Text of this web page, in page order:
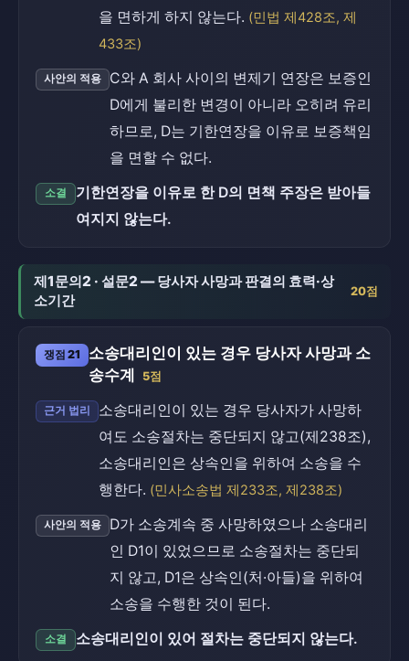
을 면하게 하지 않는다. (민법 제428조, 제
433조)
사안의 적용
C와 A 회사 사이의 변제기 연장은 보증인
D에게 불리한 변경이 아니라 오히려 유리
하므로, D는 기한연장을 이유로 보증책임
을 면할 수 없다.
소결
기한연장을 이유로 한 D의 면책 주장은 받아들
여지지 않는다.
제1문의2 · 설문2 — 당사자 사망과 판결의 효력·상
소기간
20점
쟁점 21
소송대리인이 있는 경우 당사자 사망과 소
송수계
5점
근거 법리
소송대리인이 있는 경우 당사자가 사망하
여도 소송절차는 중단되지 않고(제238조),
소송대리인은 상속인을 위하여 소송을 수
행한다. (민사소송법 제233조, 제238조)
사안의 적용
D가 소송계속 중 사망하였으나 소송대리
인 D1이 있었으므로 소송절차는 중단되
지 않고, D1은 상속인(처·아들)을 위하여
소송을 수행한 것이 된다.
소결 소송대리인이 있어 절차는 중단되지 않는다.